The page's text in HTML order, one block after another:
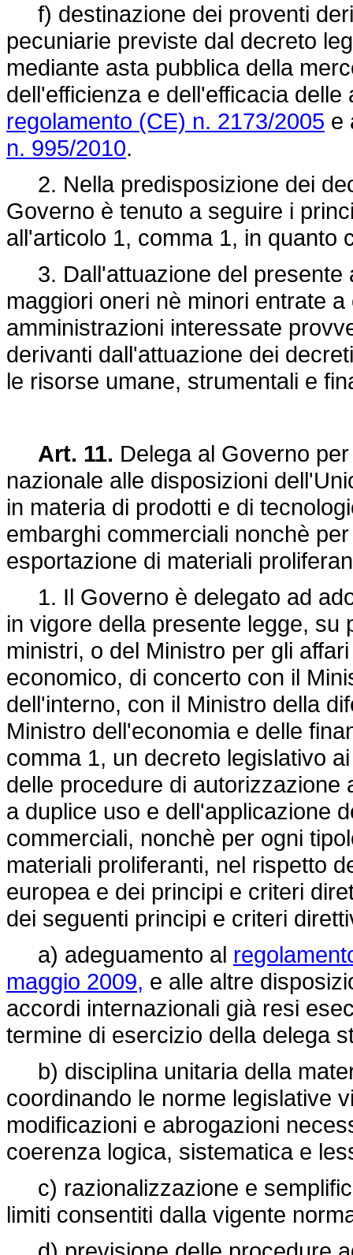
f) destinazione dei proventi
pecuniarie previste dal decreto
mediante asta pubblica della
dell'efficienza e dell'efficacia
regolamento (CE) n. 2173/2005 e
n. 995/2010.
2. Nella predisposizione dei
Governo è tenuto a seguire i
all'articolo 1, comma 1, in quanto
3. Dall'attuazione del presente
maggiori oneri nè minori entrate
amministrazioni interessate
derivanti dall'attuazione dei
le risorse umane, strumentali e
Art. 11. Delega al Governo
nazionale alle disposizioni
in materia di prodotti e di
embarghi commerciali nonchè
esportazione di materiali
1. Il Governo è delegato ad
in vigore della presente legge, su
ministri, o del Ministro per gli
economico, di concerto con il
dell'interno, con il Ministro della
Ministro dell'economia e delle
comma 1, un decreto legislativo
delle procedure di autorizzazione
a duplice uso e dell'applicazione
commerciali, nonchè per ogni
materiali proliferanti, nel rispetto
europea e dei principi e criteri
dei seguenti principi e criteri
a) adeguamento al
maggio 2009, e alle altre
accordi internazionali già resi
termine di esercizio della delega
b) disciplina unitaria della
coordinando le norme legislative
modificazioni e abrogazioni
coerenza logica, sistematica e
c) razionalizzazione e
limiti consentiti dalla vigente